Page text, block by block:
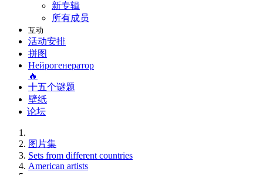
新专辑
所有成员
互动
活动安排
拼图
Нейрогенератор
🔥
十五个谜题
壁纸
论坛
图片集
Sets from different countries
American artists